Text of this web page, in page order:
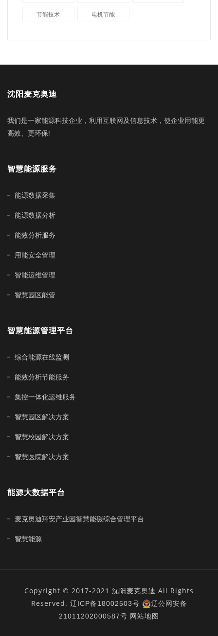
节能技术 电机节能
沈阳麦克奥迪
我们是一家能源科技企业，利用互联网及信息技术，使企业用能更
高效、更环保!
智慧能源服务
能源数据采集
能源数据分析
能效分析服务
用能安全管理
智能运维管理
智慧园区能管
智慧能源管理平台
综合能源在线监测
能效分析节能服务
集控一体化运维服务
智慧园区解决方案
智慧校园解决方案
智慧医院解决方案
能源大数据平台
麦克奥迪翔安产业园智慧能碳综合管理平台
智慧能源
Copyright © 2017-2021 沈阳麦克奥迪 All Rights
Reserved. 辽ICP备18002503号
辽公网安备
21011202000587号 网站地图